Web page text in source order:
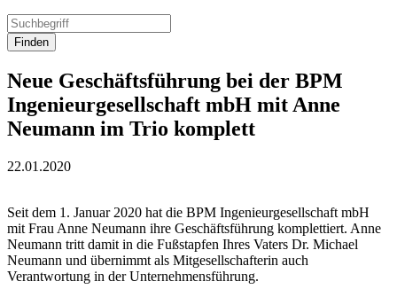
Finden
Neue Geschäftsführung bei der BPM
Ingenieurgesellschaft mbH mit Anne
Neumann im Trio komplett
22.01.2020
Seit dem 1. Januar 2020 hat die BPM Ingenieurgesellschaft mbH
mit Frau Anne Neumann ihre Geschäftsführung komplettiert. Anne
Neumann tritt damit in die Fußstapfen Ihres Vaters Dr. Michael
Neumann und übernimmt als Mitgesellschafterin auch
Verantwortung in der Unternehmensführung.